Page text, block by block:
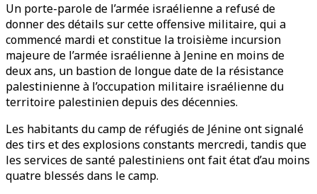
Un porte-parole de l’armée israélienne a refusé de
donner des détails sur cette offensive militaire, qui a
commencé mardi et constitue la troisième incursion
majeure de l’armée israélienne à Jenine en moins de
deux ans, un bastion de longue date de la résistance
palestinienne à l’occupation militaire israélienne du
territoire palestinien depuis des décennies.
Les habitants du camp de réfugiés de Jénine ont signalé
des tirs et des explosions constants mercredi, tandis que
les services de santé palestiniens ont fait état d’au moins
quatre blessés dans le camp.